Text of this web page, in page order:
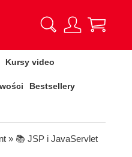
Kursy video
Bestsellery
» 📚 JSP i JavaServlet